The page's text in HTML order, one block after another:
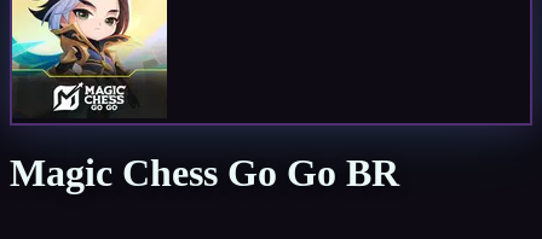
Magic Chess Go Go BR